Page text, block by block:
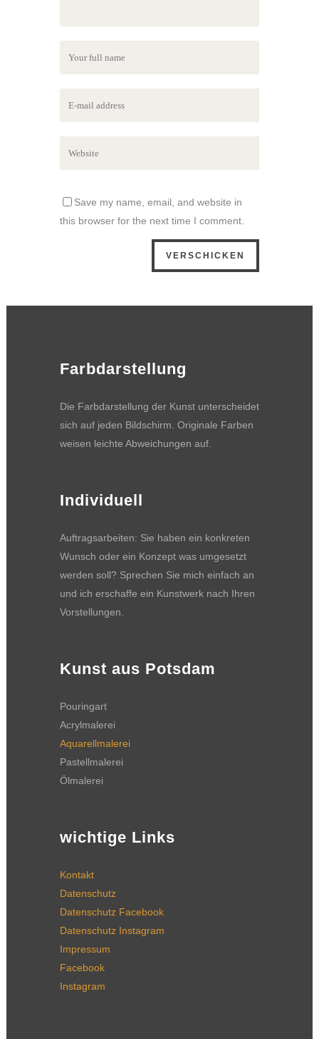
Save my name, email, and website in
this browser for the next time I comment.
Farbdarstellung
Die Farbdarstellung der Kunst unterscheidet
sich auf jeden Bildschirm. Originale Farben
weisen leichte Abweichungen auf.
Individuell
Auftragsarbeiten: Sie haben ein konkreten
Wunsch oder ein Konzept was umgesetzt
werden soll? Sprechen Sie mich einfach an
und ich erschaffe ein Kunstwerk nach Ihren
Vorstellungen.
Kunst aus Potsdam
Pouringart
Acrylmalerei
Aquarellmalerei
Pastellmalerei
Ölmalerei
wichtige Links
Kontakt
Datenschutz
Datenschutz Facebook
Datenschutz Instagram
Impressum
Facebook
Instagram